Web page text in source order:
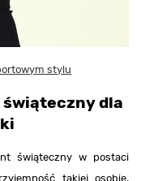
stylu
dla
świąteczny w postaci
takiej osobie,